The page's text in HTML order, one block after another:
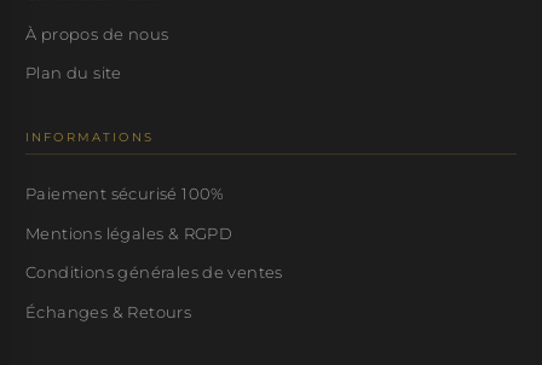
À propos de nous
Plan du site
INFORMATIONS
Paiement sécurisé 100%
Mentions légales & RGPD
Conditions générales de ventes
Échanges & Retours